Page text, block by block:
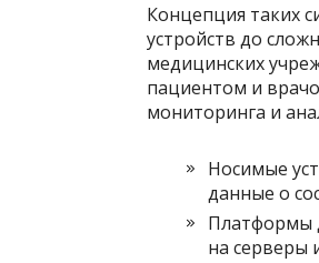
Концепция таких
устройств до
медицинских
пациентом и
мониторинга и
Носимые
данные о
Платформы
на серверы